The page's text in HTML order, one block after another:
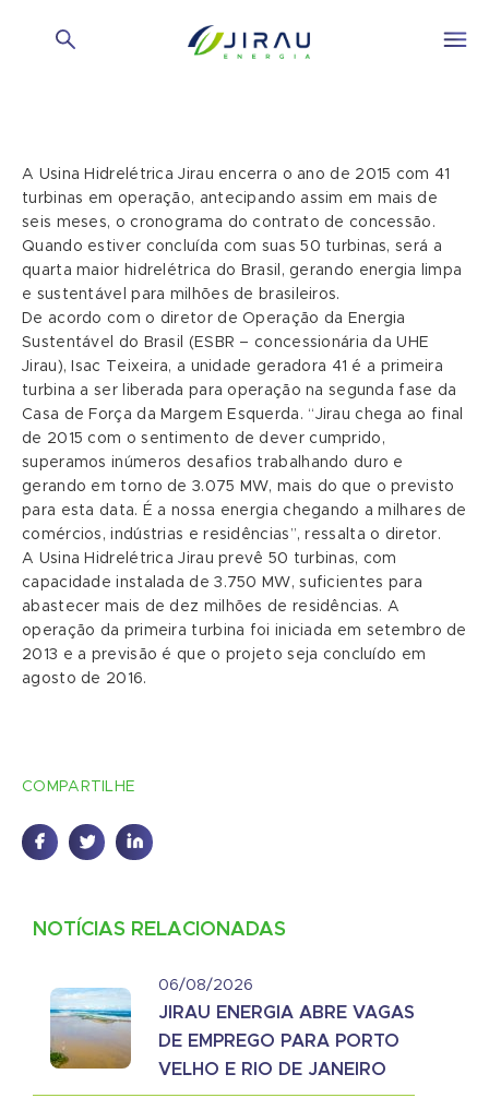
A Usina Hidrelétrica Jirau encerra o ano de 2015 com 41
turbinas em operação, antecipando assim em mais de
seis meses, o cronograma do contrato de concessão.
Quando estiver concluída com suas 50 turbinas, será a
quarta maior hidrelétrica do Brasil, gerando energia limpa
e sustentável para milhões de brasileiros.
De acordo com o diretor de Operação da Energia
Sustentável do Brasil (ESBR – concessionária da UHE
Jirau), Isac Teixeira, a unidade geradora 41 é a primeira
turbina a ser liberada para operação na segunda fase da
Casa de Força da Margem Esquerda. “Jirau chega ao final
de 2015 com o sentimento de dever cumprido,
superamos inúmeros desafios trabalhando duro e
gerando em torno de 3.075 MW, mais do que o previsto
para esta data. É a nossa energia chegando a milhares de
comércios, indústrias e residências”, ressalta o diretor.
A Usina Hidrelétrica Jirau prevê 50 turbinas, com
capacidade instalada de 3.750 MW, suficientes para
abastecer mais de dez milhões de residências. A
operação da primeira turbina foi iniciada em setembro de
2013 e a previsão é que o projeto seja concluído em
agosto de 2016.
COMPARTILHE
NOTÍCIAS RELACIONADAS
06/08/2026
JIRAU ENERGIA ABRE VAGAS
DE EMPREGO PARA PORTO
VELHO E RIO DE JANEIRO